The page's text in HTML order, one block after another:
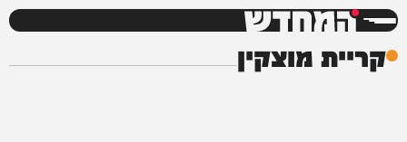
המחדש
קריית מוצקין